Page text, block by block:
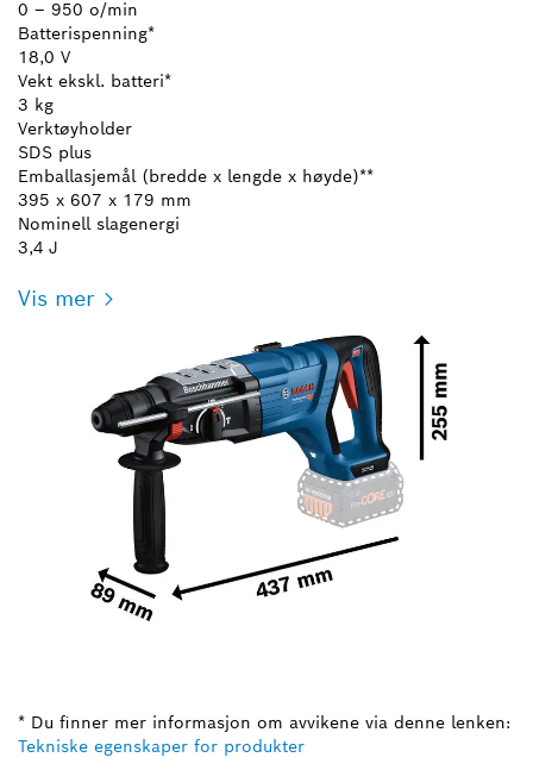
0 – 950 o/min
Batterispenning*
18,0 V
Vekt ekskl. batteri*
3 kg
Verktøyholder
SDS plus
Emballasjemål (bredde x lengde x høyde)**
395 x 607 x 179 mm
Nominell slagenergi
3,4 J
Vis mer
* Du finner mer informasjon om avvikene via denne lenken:
Tekniske egenskaper for produkter